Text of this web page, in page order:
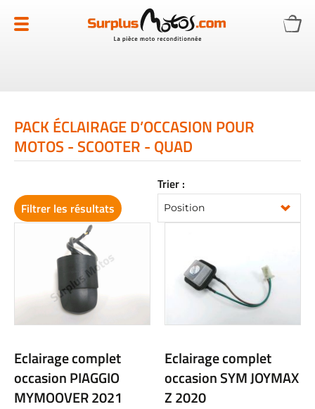
au
contenu
PACK ÉCLAIRAGE D’OCCASION POUR
MOTOS - SCOOTER - QUAD
Trier :
Eclairage complet
occasion PIAGGIO
MYMOOVER 2021
Eclairage complet
occasion SYM JOYMAX
Z 2020
Filtrer les résultats